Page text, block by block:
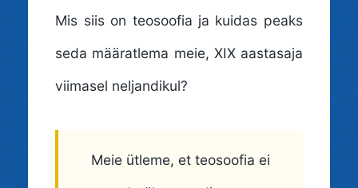
Mis siis on teosoofia ja kuidas peaks
seda määratlema meie, XIX aastasaja
viimasel neljandikul?
Meie ütleme, et teosoofia ei